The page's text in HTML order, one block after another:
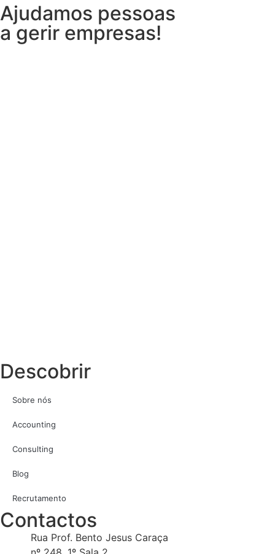
Ajudamos pessoas
a gerir empresas!
Descobrir
Sobre nós
Accounting
Consulting
Blog
Recrutamento
Contactos
Rua Prof. Bento Jesus Caraça